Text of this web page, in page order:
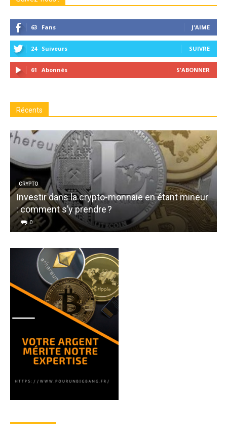
63 Fans J'AIME
24 Suiveurs SUIVRE
61 Abonnés S'ABONNER
Récents
CRYPTO
Investir dans la crypto-monnaie en étant mineur
: comment s’y prendre ?
0